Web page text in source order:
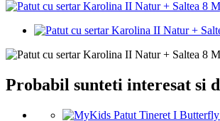
Probabil sunteti interesat si